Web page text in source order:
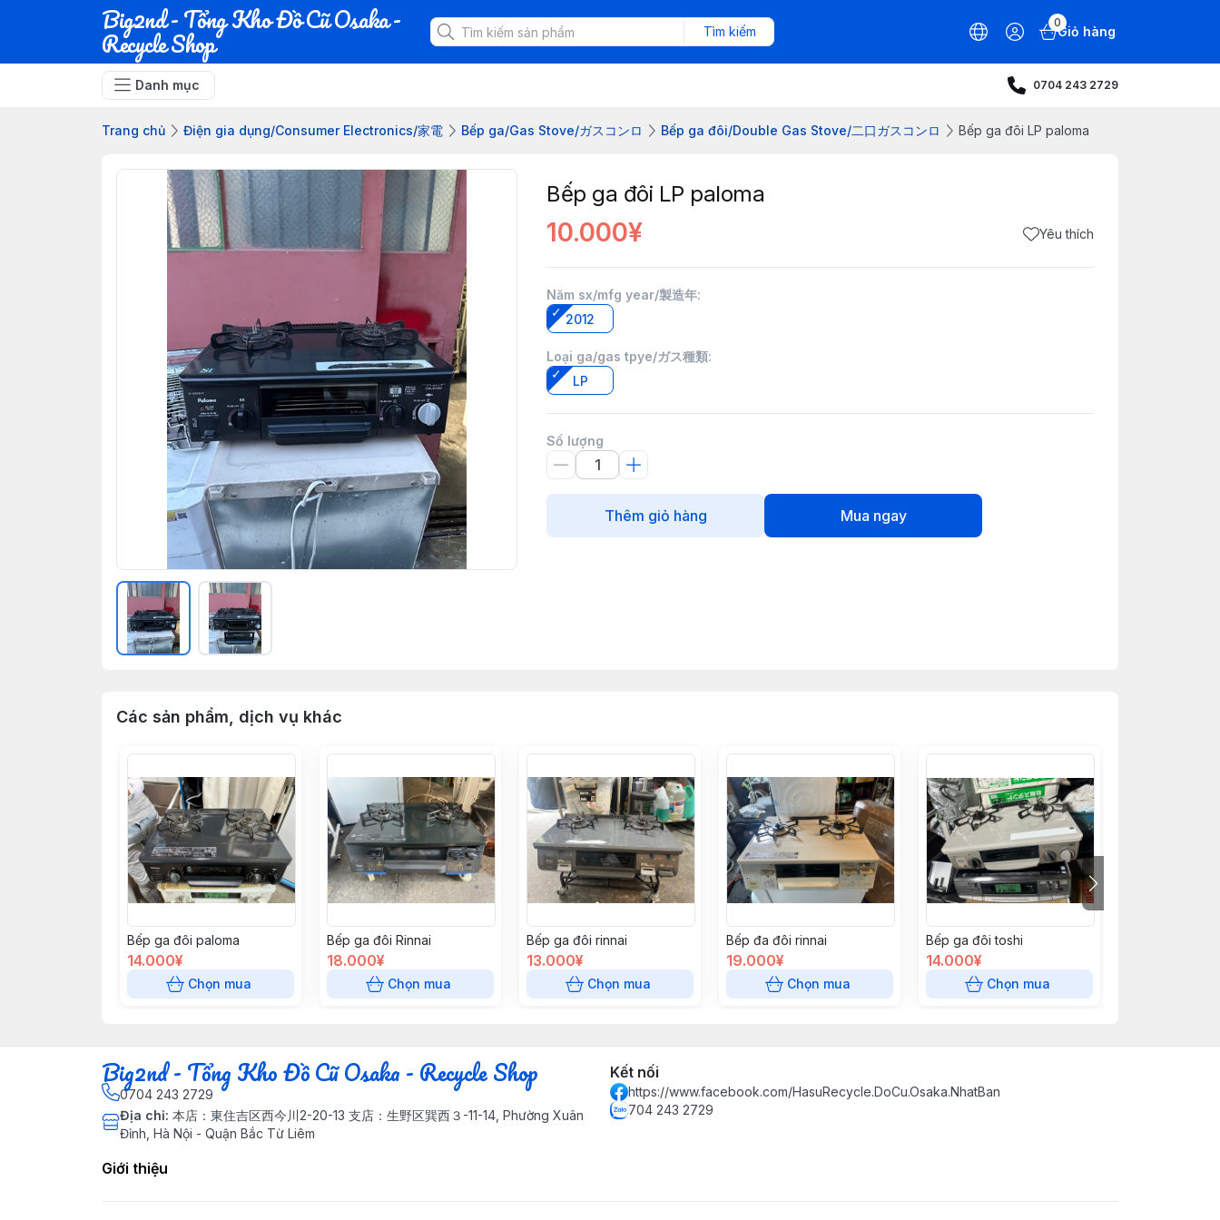
Big2nd - Tổng Kho Đồ Cũ Osaka -
Recycle Shop Tìm kiếm
0
Giỏ hàng
Danh mục 0704 243 2729
Trang chủ Điện gia dụng/Consumer Electronics/家電 Bếp ga/Gas Stove/ガスコンロ Bếp ga đôi/Double Gas Stove/二口ガスコンロ Bếp ga đôi LP paloma
Bếp ga đôi LP paloma
10.000¥ Yêu thích
Năm sx/mfg year/製造年:
2012
Loại ga/gas tpye/ガス種類:
LP
Số lượng
Thêm giỏ hàng Mua ngay
Các sản phẩm, dịch vụ khác
Bếp ga đôi paloma
14.000¥
Chọn mua
Bếp ga đôi Rinnai
18.000¥
Chọn mua
Bếp ga đôi rinnai
13.000¥
Chọn mua
Bếp đa đôi rinnai
19.000¥
Chọn mua
Bếp ga đôi toshi
14.000¥
Chọn mua
Big2nd - Tổng Kho Đồ Cũ Osaka - Recycle Shop
0704 243 2729
Địa chỉ: 本店：東住吉区西今川2-20-13 支店：生野区巽西３-11-14, Phường Xuân
Đỉnh, Hà Nội - Quận Bắc Từ Liêm
Kết nối
https://www.facebook.com/HasuRecycle.DoCu.Osaka.NhatBan
704 243 2729
Giới thiệu